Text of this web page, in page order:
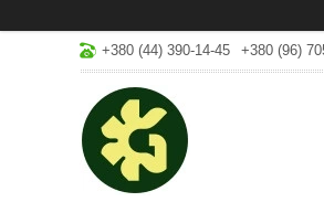
+380 (44) 390-14-45 +380 (96)